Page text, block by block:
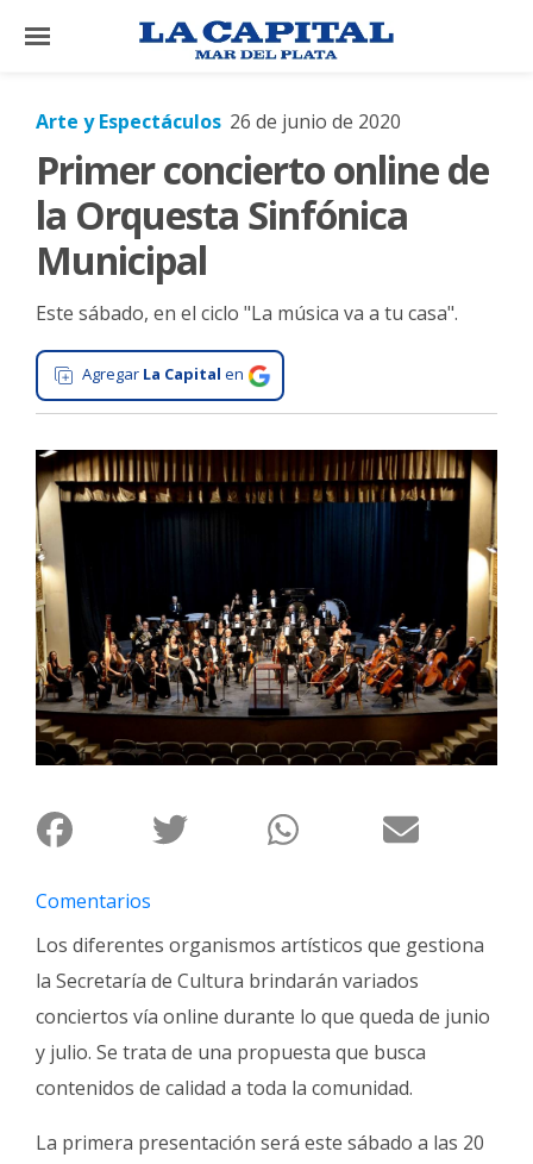
×
El
País
El
Mundo
La
Cultura
Gastronomía
Salud
Interés
General
La
Ciudad
Deportes
Arte
Policiales
Cartelera
Fotos
Familia
Fúnebres
Arte y Espectáculos 26 de junio de 2020
Primer concierto online de
la Orquesta Sinfónica
Municipal
Este sábado, en el ciclo "La música va a tu casa".
Agregar La Capital en
Comentarios
Los diferentes organismos artísticos que gestiona
la Secretaría de Cultura brindarán variados
conciertos vía online durante lo que queda de junio
y julio. Se trata de una propuesta que busca
contenidos de calidad a toda la comunidad.
La primera presentación será este sábado a las 20